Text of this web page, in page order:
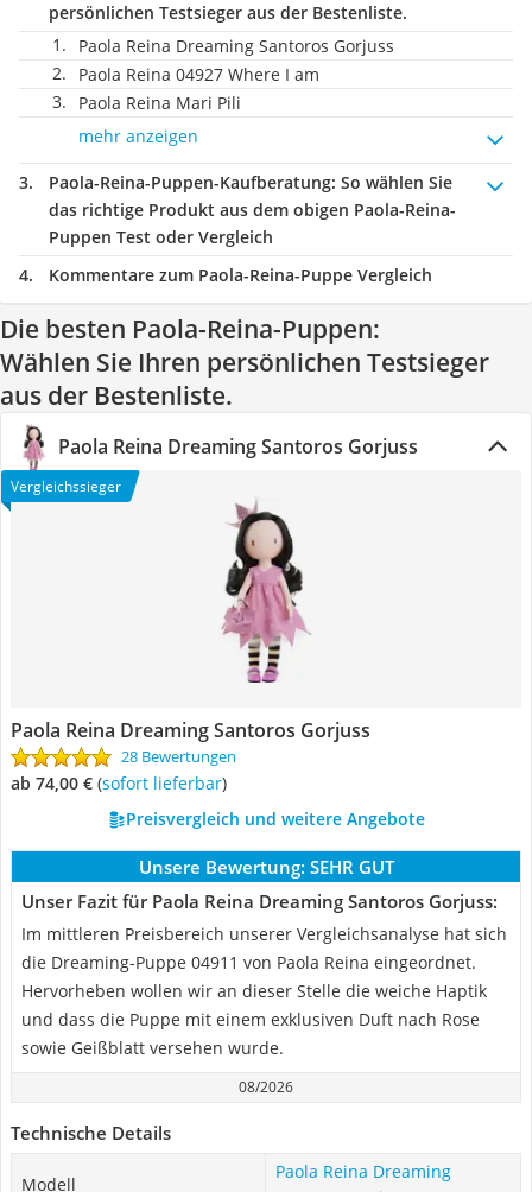
persönlichen Testsieger aus der Bestenliste.
Paola Reina Dreaming Santoros Gorjuss
Paola Reina 04927 Where I am
Paola Reina Mari Pili
mehr anzeigen
Paola-Reina-Puppen-Kaufberatung: So wählen Sie
das richtige Produkt aus dem obigen Paola-Reina-
Puppen Test oder Vergleich
Kommentare zum Paola-Reina-Puppe Vergleich
Die besten Paola-Reina-Puppen:
Wählen Sie Ihren persönlichen Testsieger
aus der Bestenliste.
Paola Reina Dreaming Santoros Gorjuss
Vergleichssieger
Paola Reina Dreaming Santoros Gorjuss
28 Bewertungen
ab 74,00 € ( Sofort lieferbar)
Preisvergleich und weitere Angebote
Unsere Bewertung: SEHR GUT
Unser Fazit für Paola Reina Dreaming Santoros Gorjuss:
Im mittleren Preisbereich unserer Vergleichsanalyse hat sich
die Dreaming-Puppe 04911 von Paola Reina eingeordnet.
Hervorheben wollen wir an dieser Stelle die weiche Haptik
und dass die Puppe mit einem exklusiven Duft nach Rose
sowie Geißblatt versehen wurde.
08/2026
Technische Details
Modell
Paola Reina Dreaming